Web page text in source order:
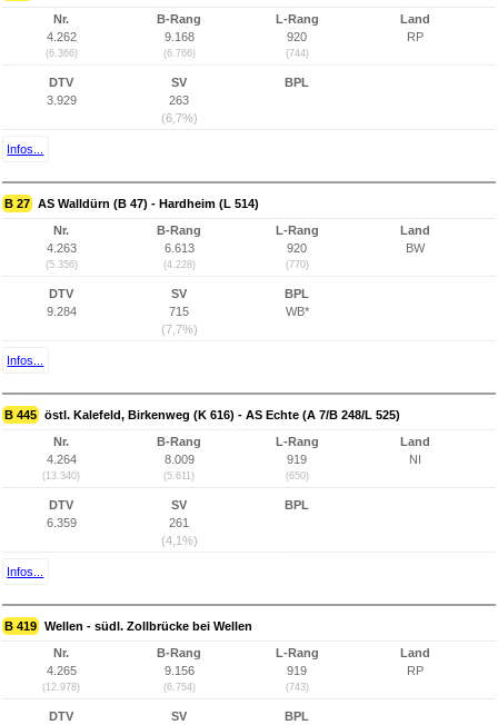
Nr.
4.262
(6.366)
B-Rang
9.168
(6.766)
L-Rang
920
(744)
Land
RP
DTV
3.929
SV
263
(6,7%)
BPL
Infos...
B 27 AS Walldürn (B 47) - Hardheim (L 514)
Nr.
4.263
(5.356)
B-Rang
6.613
(4.228)
L-Rang
920
(770)
Land
BW
DTV
9.284
SV
715
(7,7%)
BPL
WB*
Infos...
B 445 östl. Kalefeld, Birkenweg (K 616) - AS Echte (A 7/B 248/L 525)
Nr.
4.264
(13.340)
B-Rang
8.009
(5.611)
L-Rang
919
(650)
Land
NI
DTV
6.359
SV
261
(4,1%)
BPL
Infos...
B 419 Wellen - südl. Zollbrücke bei Wellen
Nr.
4.265
(12.978)
B-Rang
9.156
(6.754)
L-Rang
919
(743)
Land
RP
DTV
SV
BPL